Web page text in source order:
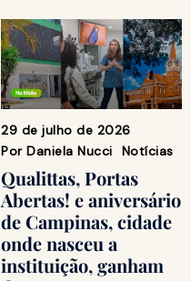
29 de julho de 2026
Por Daniela Nucci Notícias
Qualittas, Portas
Abertas! e aniversário
de Campinas, cidade
onde nasceu a
instituição, ganham